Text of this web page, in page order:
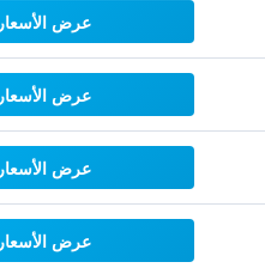
عرض الأسعار
عرض الأسعار
عرض الأسعار
عرض الأسعار